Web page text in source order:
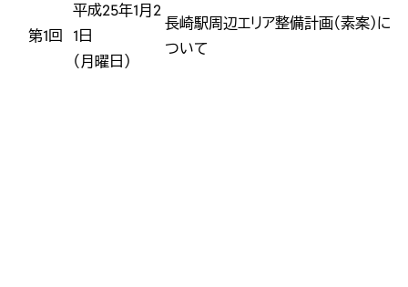
第1回
平成25年1月2
1日
（月曜日）
長崎駅周辺エリア整備計画（素案）に
ついて